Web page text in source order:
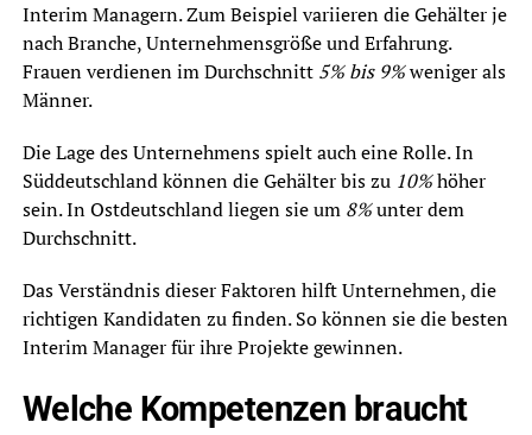
Interim Managern. Zum Beispiel variieren die Gehälter je
nach Branche, Unternehmensgröße und Erfahrung.
Frauen verdienen im Durchschnitt 5% bis 9%weniger als
Männer.
Die Lage des Unternehmens spielt auch eine Rolle. In
Süddeutschland können die Gehälter bis zu 10%höher
sein. In Ostdeutschland liegen sie um 8%unter dem
Durchschnitt.
Das Verständnis dieser Faktoren hilft Unternehmen, die
richtigen Kandidaten zu finden. So können sie die besten
Interim Manager für ihre Projekte gewinnen.
Welche Kompetenzen braucht